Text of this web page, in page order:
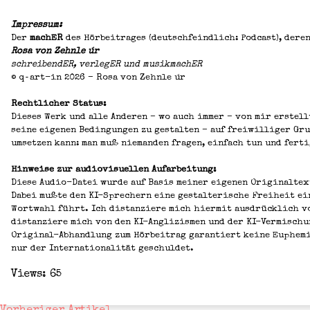
Impres­sum:
Der machER des Hör­bei­tra­ges (deutsch­feind­lich: Pod­cast),
Rosa von Zehn­le úr
schrei­ben­dER, ver­le­gER und musik­ma­chER
© q‑art-in 2026 – Rosa von Zehn­le úr
Recht­li­cher Sta­tus:
Die­ses Werk und alle Ande­ren – wo auch immer – von mir
sei­ne eige­nen Bedin­gun­gen zu gestal­ten – auf frei­wil­li­ger
umset­zen kann: man muß nie­man­den fra­gen, ein­fach tun und
Hin­wei­se zur audio­vi­su­el­len Auf­ar­bei­tung:
Die­se Audio-Datei wur­de auf Basis mei­ner eige­nen
Dabei muß­te den KI-Spre­chern eine gestal­te­ri­sche Frei­heit
Wort­wahl führt. Ich distan­zie­re mich hier­mit aus­drück­lich
distan­zie­re mich von den KI-Angli­­zis­­men und der KI-
Ori­­gi­nal-Abhan­d­­lung zum Hör­bei­trag garan­tiert kei­ne
nur der Inter­na­tio­na­li­tät geschuldet.
Views: 65